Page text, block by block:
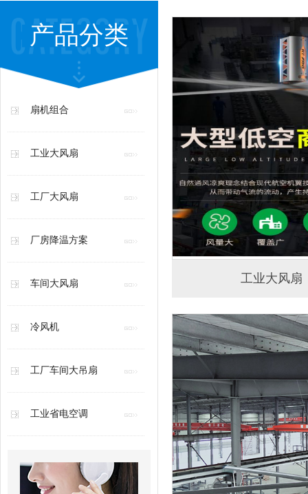
产品分类
扇机组合
工业大风扇
工厂大风扇
厂房降温方案
车间大风扇
冷风机
工厂车间大吊扇
工业省电空调
工业大风扇